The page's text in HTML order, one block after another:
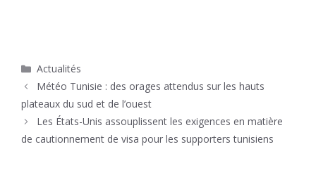
Catégories
Actualités
Météo Tunisie : des orages attendus sur les hauts
plateaux du sud et de l’ouest
Les États-Unis assouplissent les exigences en matière
de cautionnement de visa pour les supporters tunisiens